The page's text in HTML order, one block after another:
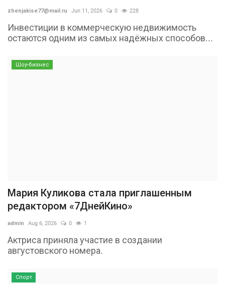
zhenjakise77@mail.ru Jun 11, 2026 0 228
Инвестиции в коммерческую недвижимость
остаются одним из самых надёжных способов...
Шоу-бизнес
Мария Куликова стала приглашенным
редактором «7ДнейКино»
admin Aug 6, 2026 0 1
Актриса приняла участие в создании
августовского номера.
Спорт